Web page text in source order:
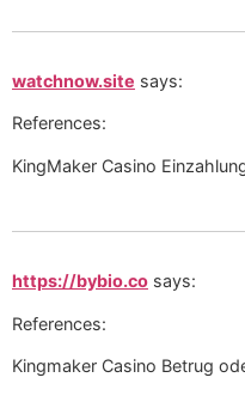
watchnow.site says:
References:
KingMaker Casino
https://bybio.co says:
References:
Kingmaker Casino Betrug